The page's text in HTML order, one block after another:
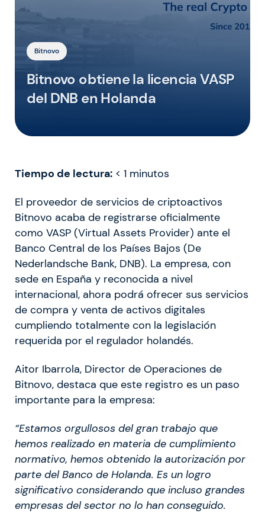
Bitnovo
Bitnovo obtiene la licencia VASP
del DNB en Holanda
Tiempo de lectura: < 1 minutos
El proveedor de servicios de criptoactivos
Bitnovo acaba de registrarse oficialmente
como VASP (Virtual Assets Provider) ante el
Banco Central de los Países Bajos (De
Nederlandsche Bank, DNB). La empresa, con
sede en España y reconocida a nivel
internacional, ahora podrá ofrecer sus servicios
de compra y venta de activos digitales
cumpliendo totalmente con la legislación
requerida por el regulador holandés.
Aitor Ibarrola, Director de Operaciones de
Bitnovo, destaca que este registro es un paso
importante para la empresa:
“Estamos orgullosos del gran trabajo que
hemos realizado en materia de cumplimiento
normativo, hemos obtenido la autorización por
parte del Banco de Holanda. Es un logro
significativo considerando que incluso grandes
empresas del sector no lo han conseguido.